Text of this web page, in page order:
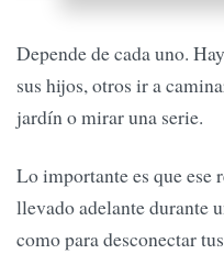
Depende de cada uno.
sus hijos, otros ir a
jardín o mirar una serie.
Lo importante es que ese
llevado adelante durante
como para desconectar